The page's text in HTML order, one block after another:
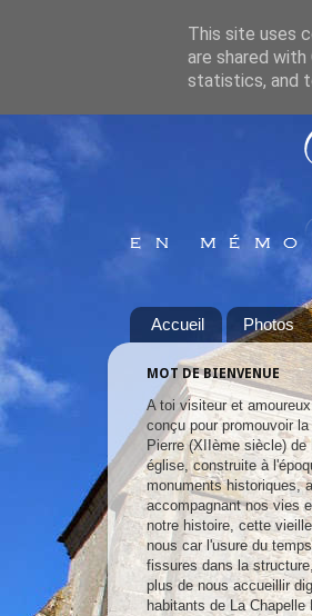
Accueil Photos
MOT DE BIENVENUE
A toi visiteur et
conçu pour promouvoir
Pierre (XIIème siècle)
église, construite à
monuments historiques,
accompagnant nos vies
notre histoire, cette
nous car l'usure du
fissures dans la
plus de nous accueillir
habitants de La
This site uses
are shared
statistics, and